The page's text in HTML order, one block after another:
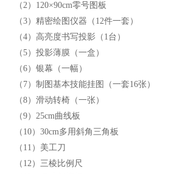
（2）120×90cm零号图板
（3）精密绘图仪器（12件一套）
（4）高亮度书写投影（1台）
（5）投影薄膜（一盒）
（6）银幕（一幅）
（7）制图基本技能挂图（一套16张）
（8）滑动转椅（一张）
（9）25cm曲线板
（10）30cm多用斜角三角板
（11）美工刀
（12）三棱比例尺